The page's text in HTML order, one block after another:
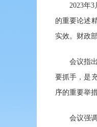
2023年
的重要论述
实效。财政
会议指
要抓手，是
序的重要举措
会议强